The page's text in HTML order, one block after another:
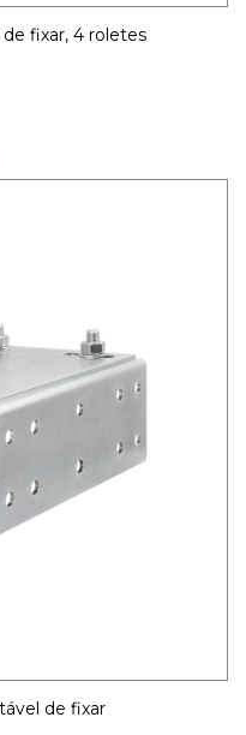
fixar, 4 roletes
de fixar